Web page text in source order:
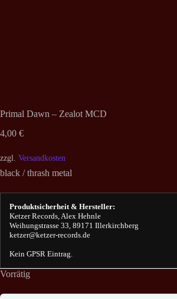
Primal Dawn – Zealot MCD
4,00 €
zzgl. Versandkosten
black / thrash metal
Produktsicherheit & Hersteller:
Ketzer Records, Alex Hehnle
Weihungstrasse 33, 89171 Illerkirchberg
ketzer@ketzer-records.de
Kein GPSR Eintrag.
Vorrätig